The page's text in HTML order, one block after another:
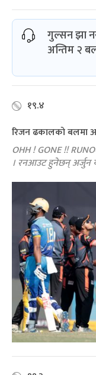
गुल्सन झा
अन्तिम २
१९.४
रिजन ढकालको बलमा
OHH ! GONE !!
। रनआउट हुनेछन् अर्जुन